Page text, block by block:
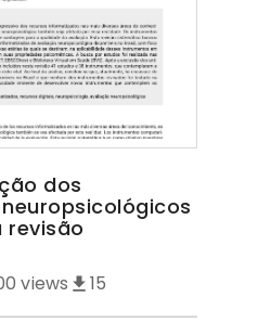
dos
revisão
views 15